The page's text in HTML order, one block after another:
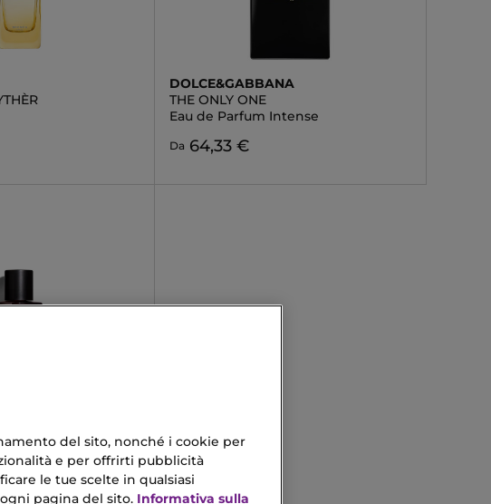
DOLCE&GABBANA
THE ONLY ONE
Eau de Parfum Intense
Da 64,33 €
del sito, nonché i cookie per
e per offrirti pubblicità
le tue scelte in qualsiasi
pagina del sito. Informativa sulla